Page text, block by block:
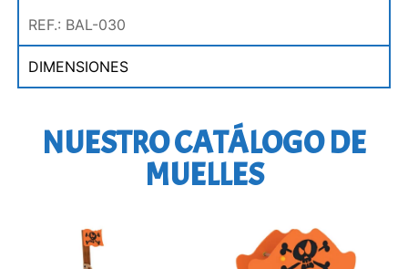
REF.: BAL-030
DIMENSIONES
NUESTRO CATÁLOGO DE
MUELLES